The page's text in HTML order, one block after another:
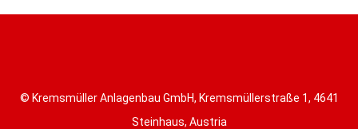
© Kremsmüller Anlagenbau GmbH, Kremsmüllerstraße 1, 4641
Steinhaus, Austria